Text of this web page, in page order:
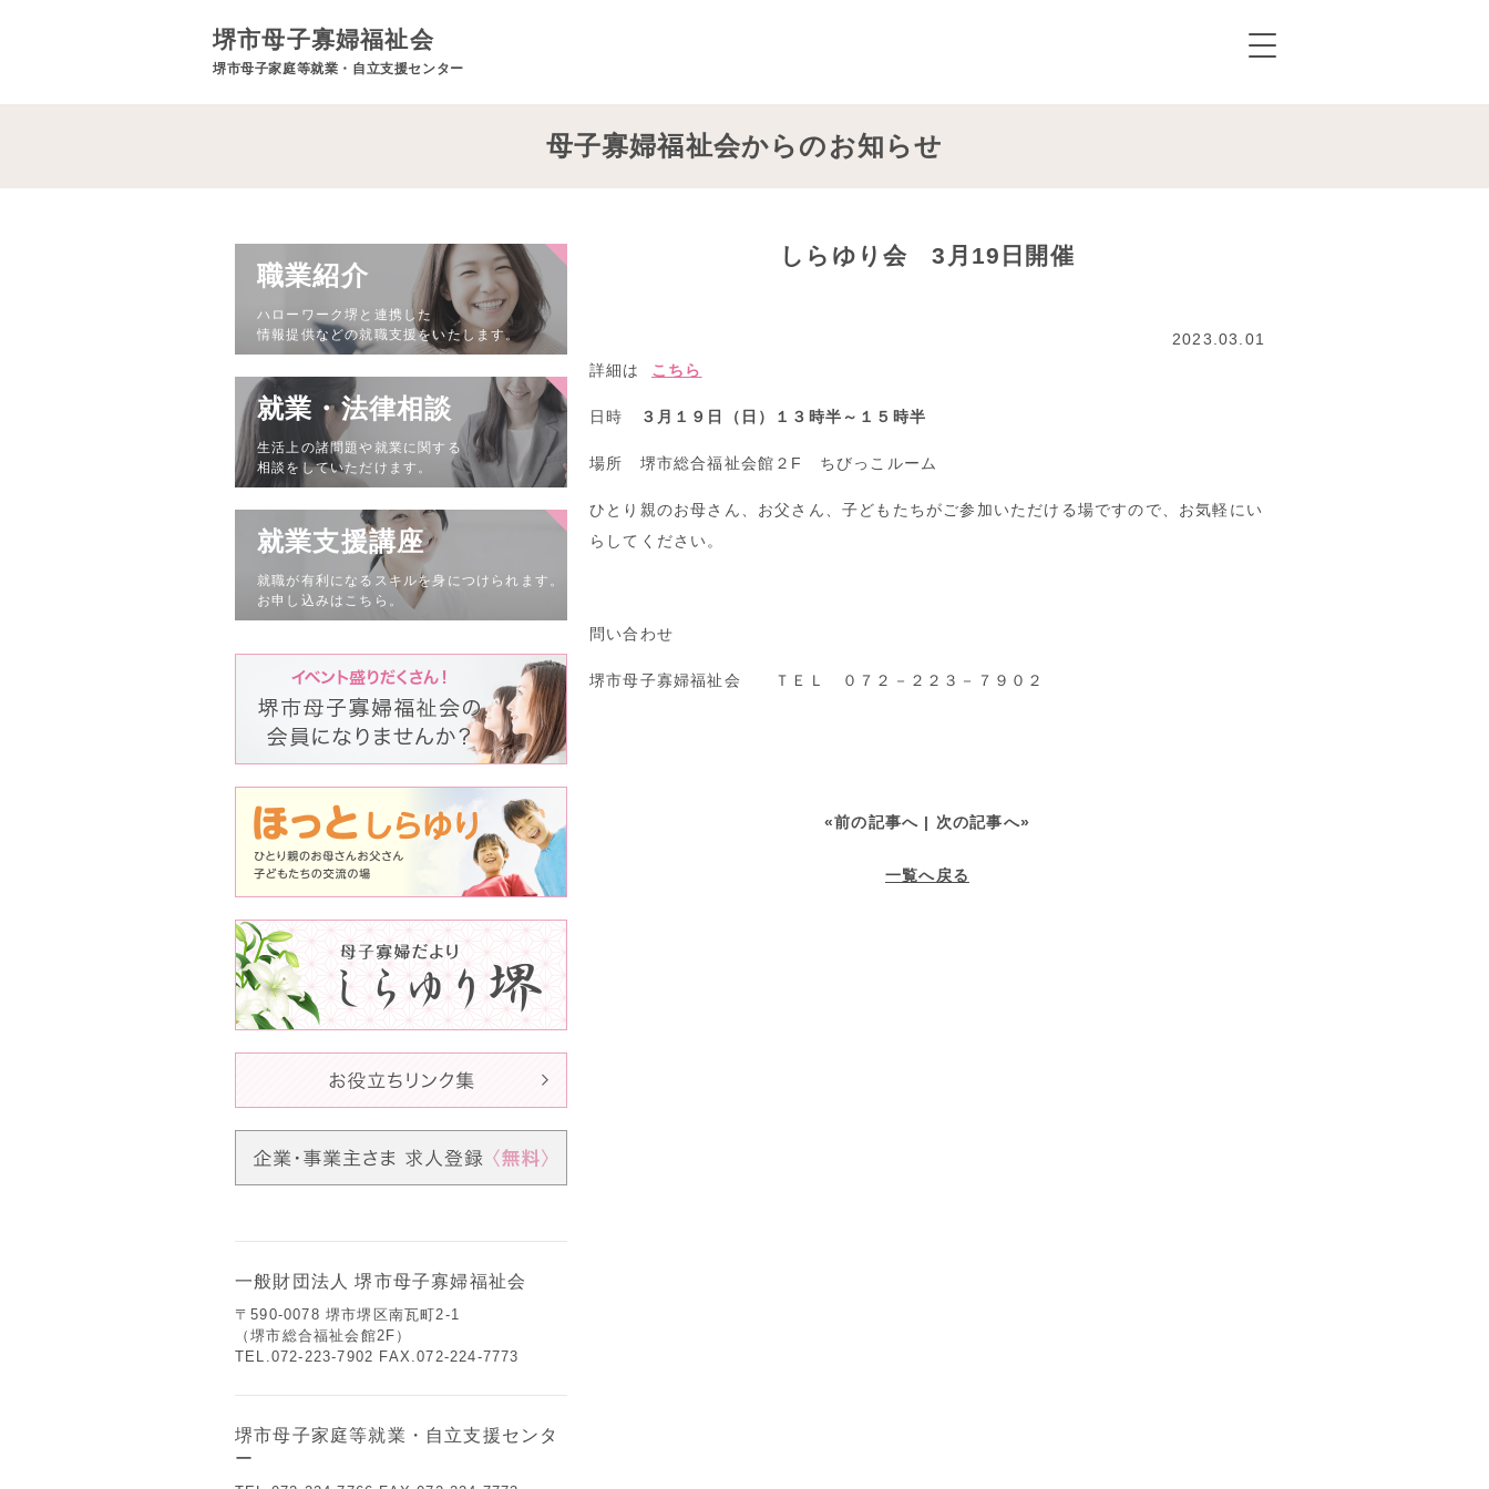
堺市母子寡婦福祉会
堺市母子家庭等就業・自立支援センター
母子寡婦福祉会からのお知らせ
しらゆり会 3月19日開催
2023.03.01
詳細は こちら
日時 ３月１９日（日）１３時半～１５時半
場所 堺市総合福祉会館２F ちびっこルーム
ひとり親のお母さん、お父さん、子どもたちがご参加いただける場ですので、お気軽にい
らしてください。
問い合わせ
堺市母子寡婦福祉会 ＴＥＬ ０７２－２２３－７９０２
«前の記事へ | 次の記事へ»
一覧へ戻る
職業紹介
ハローワーク堺と連携した
情報提供などの就職支援をいたします。
就業・法律相談
生活上の諸問題や就業に関する
相談をしていただけます。
就業支援講座
就職が有利になるスキルを身につけられます。
お申し込みはこちら。
一般財団法人 堺市母子寡婦福祉会
〒590-0078 堺市堺区南瓦町2-1
（堺市総合福祉会館2F）
TEL.072-223-7902 FAX.072-224-7773
堺市母子家庭等就業・自立支援センタ
ー